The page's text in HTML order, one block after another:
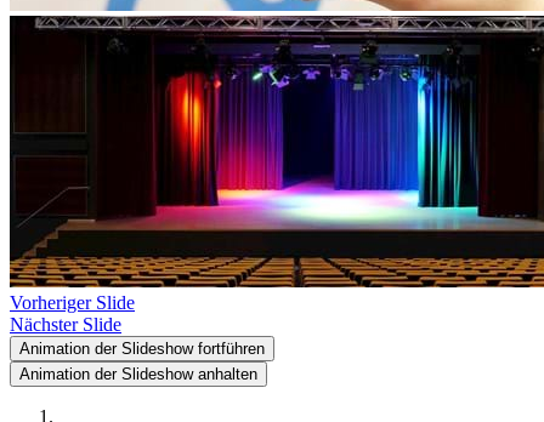
Vorheriger Slide
Nächster Slide
Animation der Slideshow fortführen
Animation der Slideshow anhalten